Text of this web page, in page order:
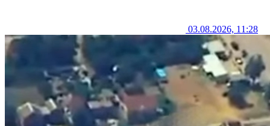
03.08.2026, 11:28